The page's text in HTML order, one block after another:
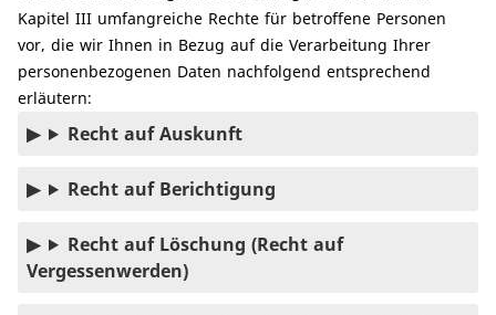
Kapitel III umfangreiche Rechte für betroffene Personen
vor, die wir Ihnen in Bezug auf die Verarbeitung Ihrer
personenbezogenen Daten nachfolgend entsprechend
erläutern:
Recht auf Auskunft
Recht auf Berichtigung
Recht auf Löschung (Recht auf
Vergessenwerden)